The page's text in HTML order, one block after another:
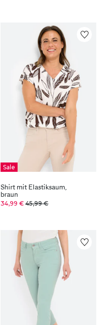
Sale
Shirt mit Elastiksaum,
braun
34,99 € 45,99 €